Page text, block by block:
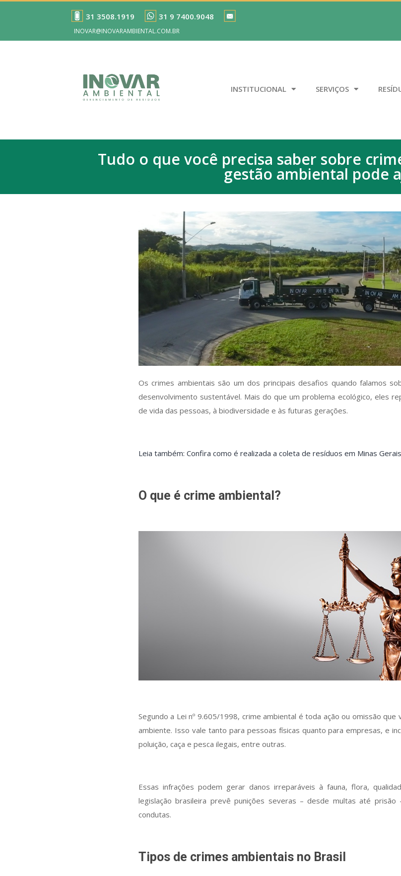
31 3508.1919 31 9 7400.9048
INOVAR@INOVARAMBIENTAL.COM.BR
INSTITUCIONAL SERVIÇOS
Tudo o que você precisa saber sobre
gestão ambiental pode
Os crimes ambientais são um dos principais desafios quando falamos
desenvolvimento sustentável. Mais do que um problema ecológico, eles
de vida das pessoas, à biodiversidade e às futuras gerações.
Leia também: Confira como é realizada a coleta de resíduos em Minas Gerais
O que é crime ambiental?
Segundo a Lei nº 9.605/1998, crime ambiental é toda ação ou omissão
ambiente. Isso vale tanto para pessoas físicas quanto para empresas, e
poluição, caça e pesca ilegais, entre outras.
Essas infrações podem gerar danos irreparáveis à fauna, flora,
legislação brasileira prevê punições severas – desde multas até
condutas.
Tipos de crimes ambientais no Brasil